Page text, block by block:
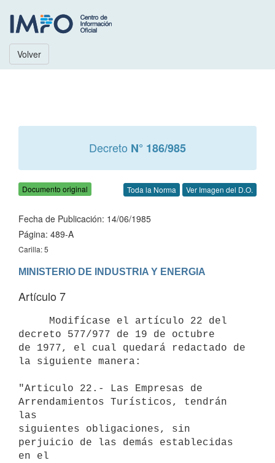
Volver
Decreto N° 186/985
Documento original Toda la Norma Ver Imagen del D.O.
Fecha de Publicación: 14/06/1985
Página: 489-A
Carilla: 5
MINISTERIO DE INDUSTRIA Y ENERGIA
Artículo 7
decreto 577/977 de 19 de octubre
de 1977, el cual quedará redactado de
la siguiente manera:
"Articulo 22.- Las Empresas de
Arrendamientos Turísticos, tendrán
las
siguientes obligaciones, sin
perjuicio de las demás establecidas
en el